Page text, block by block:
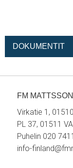
DOKUMENTIT
FM
Virkatie 1,
PL 37, 01511
Puhelin 020
info-